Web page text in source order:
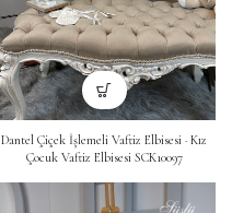
Dantel Çiçek İşlemeli Vaftiz Elbisesi · Kız
Çocuk Vaftiz Elbisesi SCK10097